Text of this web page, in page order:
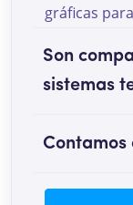
gráficas
Son
sistemas
Contamos